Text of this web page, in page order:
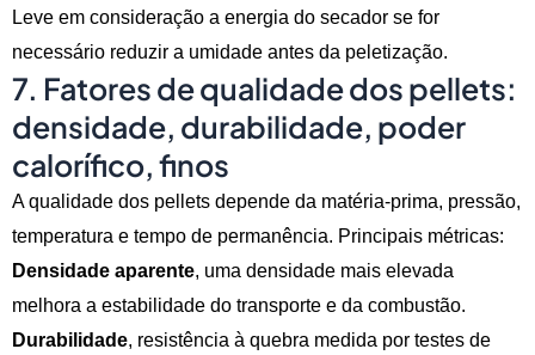
Leve em consideração a energia do secador se for
necessário reduzir a umidade antes da peletização.
7. Fatores de qualidade dos pellets:
densidade, durabilidade, poder
calorífico, finos
A qualidade dos pellets depende da matéria-prima, pressão,
temperatura e tempo de permanência. Principais métricas:
Densidade aparente, uma densidade mais elevada
melhora a estabilidade do transporte e da combustão.
Durabilidade, resistência à quebra medida por testes de